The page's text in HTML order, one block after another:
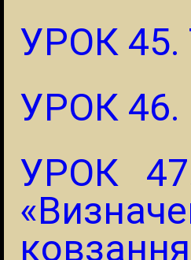
УРОК 45.
УРОК 46.
УРОК